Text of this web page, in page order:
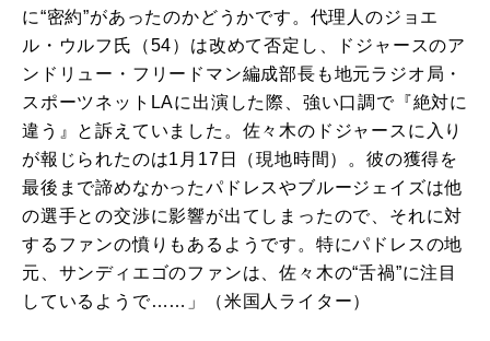
に“密約”があったのかどうかです。代理人のジョエ
ル・ウルフ氏（54）は改めて否定し、ドジャースのア
ンドリュー・フリードマン編成部長も地元ラジオ局・
スポーツネットLAに出演した際、強い口調で『絶対に
違う』と訴えていました。佐々木のドジャースに入り
が報じられたのは1月17日（現地時間）。彼の獲得を
最後まで諦めなかったパドレスやブルージェイズは他
の選手との交渉に影響が出てしまったので、それに対
するファンの憤りもあるようです。特にパドレスの地
元、サンディエゴのファンは、佐々木の“舌禍”に注目
しているようで……」（米国人ライター）